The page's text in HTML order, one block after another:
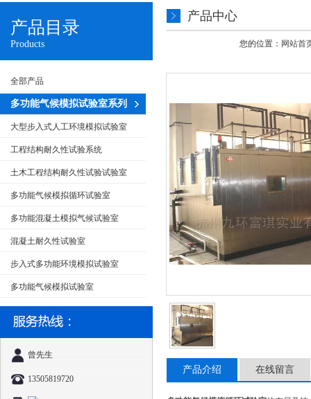
产品目录
Products
全部产品
多功能气候模拟试验室系列
大型步入式人工环境模拟试验室
工程结构耐久性试验系统
土木工程结构耐久性试验试验室
多功能气候模拟循环试验室
多功能混凝土模拟气候试验室
混凝土耐久性试验室
步入式多功能环境模拟试验室
多功能气候模拟试验室
曾先生
13505819720
产品中心
您的位置： 网站首
产品介绍 在线留言